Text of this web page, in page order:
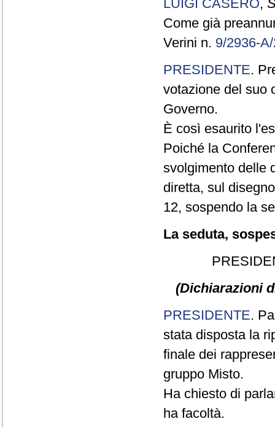
LUIGI CASERO,
Come già
Verini n. 9/2936-
PRESIDENTE.
votazione del suo
Governo.
È così esaurito
Poiché la
svolgimento delle
diretta, sul
12, sospendo la
La seduta,
(Dichiarazioni
PRESIDENTE.
stata disposta la
finale dei
gruppo Misto.
Ha chiesto di
ha facoltà.